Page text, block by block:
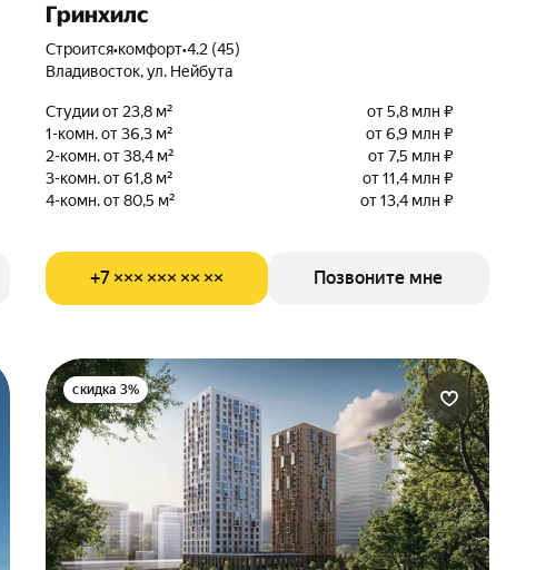
Гринхилс
Строится•комфорт•4.2 (45)
Владивосток, ул. Нейбута
Студии от 23,8 м²
от 5,8 млн ₽
1-комн. от 36,3 м²
от 6,9 млн ₽
2-комн. от 38,4 м²
от 7,5 млн ₽
3-комн. от 61,8 м²
от 11,4 млн ₽
4-комн. от 80,5 м²
от 13,4 млн ₽
+7 ××× ××× ×× ×× Позвоните мне
скидка 3%